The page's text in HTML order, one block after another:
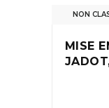
NON
MISE